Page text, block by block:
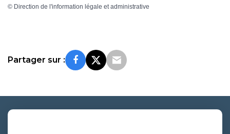
© Direction de l'information légale et administrative
Partager sur :